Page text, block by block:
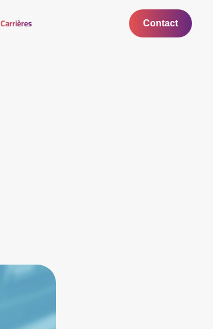
Carrières Contact